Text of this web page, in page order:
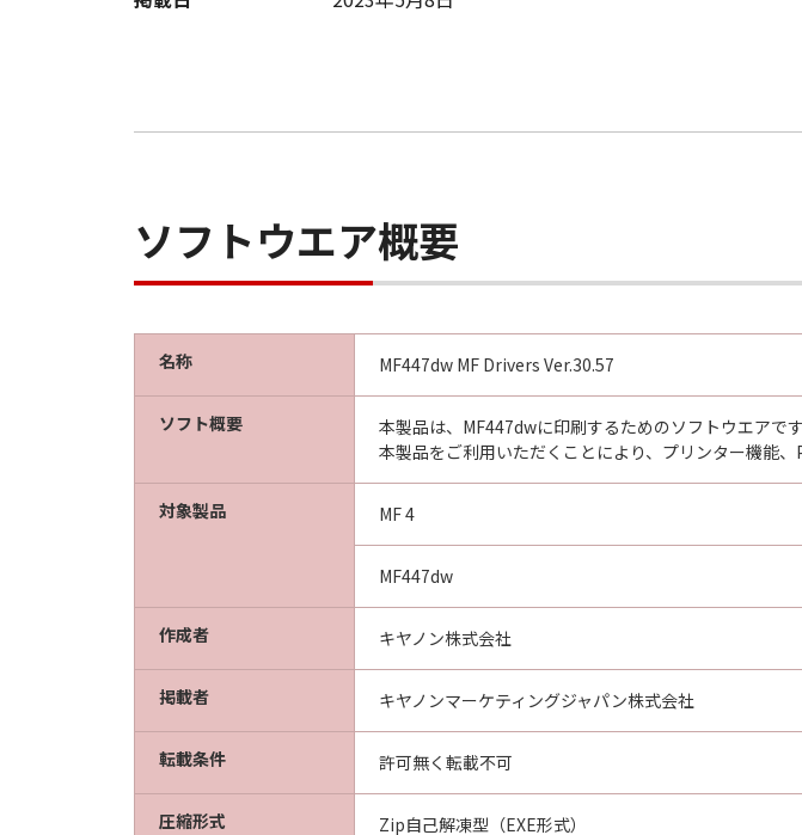
ソフトウエア概要
名称 MF447dw MF Drivers Ver.30.57
ソフト概要
本製品は、MF447dwに印刷するためのソフトウエアです
本製品をご利用いただくことにより、プリンター機能
対象製品 MF 4
MF447dw
作成者 キヤノン株式会社
掲載者 キヤノンマーケティングジャパン株式会社
転載条件 許可無く転載不可
圧縮形式 Zip自己解凍型（EXE形式）